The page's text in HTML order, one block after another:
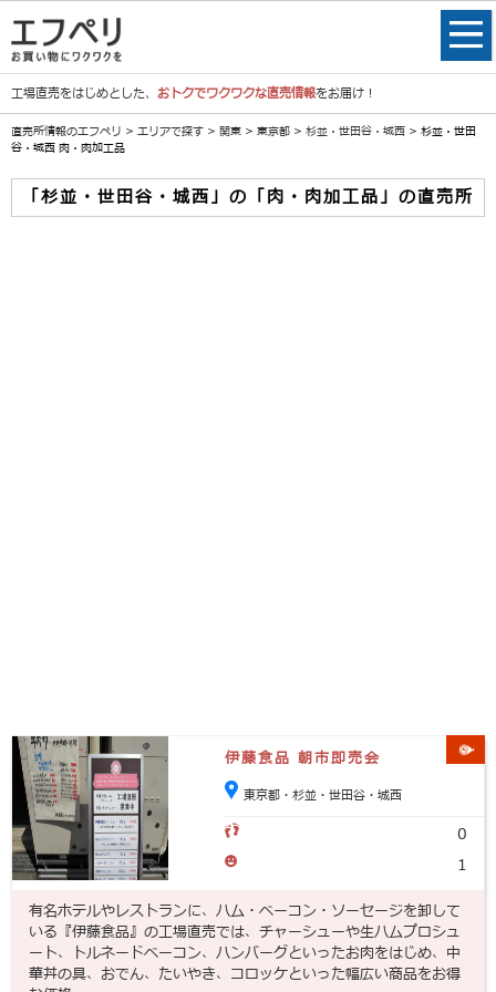
工場直売をはじめとした、 おトクでワクワクな直売情報をお届け！
直売所情報のエフペリ > エリアで探す > 関東 > 東京都 > 杉並・世田谷・城西 > 杉並・世田
谷・城西 肉・肉加工品
「杉並・世田谷・城西」の「肉・肉加工品」の直売所
伊藤食品 朝市即売会
東京都・杉並・世田谷・城西
0
1
有名ホテルやレストランに、ハム・ベーコン・ソーセージを卸して
いる『伊藤食品』の工場直売では、チャーシューや生ハムプロシュ
ート、トルネードベーコン、ハンバーグといったお肉をはじめ、中
華丼の具、おでん、たいやき、コロッケといった幅広い商品をお得